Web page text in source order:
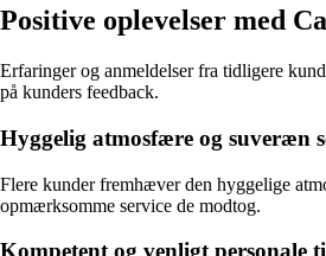
Positive oplevelser med
Erfaringer og anmeldelser fra tidligere
på kunders feedback.
Hyggelig atmosfære og suveræn
Flere kunder fremhæver den hyggelige
opmærksomme service de modtog.
Kompetent og venligt personale